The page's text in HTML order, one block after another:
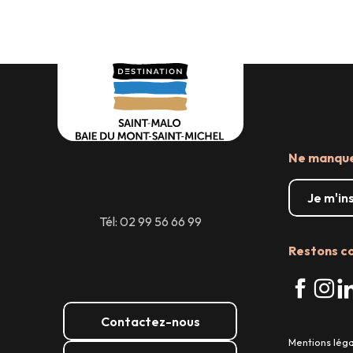
Tél: 02 99 56 66 99
Contactez-nous
Ne
Je
Restons
Mentions